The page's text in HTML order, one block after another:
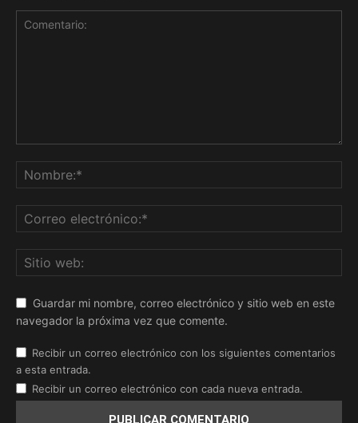
Guardar mi nombre, correo electrónico y sitio web en este
navegador la próxima vez que comente.
Recibir un correo electrónico con los siguientes comentarios
a esta entrada.
Recibir un correo electrónico con cada nueva entrada.